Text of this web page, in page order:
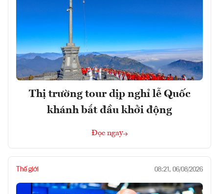
Thị trường tour dịp nghỉ lễ Quốc
khánh bắt đầu khởi động
Đọc ngay
Thế giới 08:21, 06/08/2026